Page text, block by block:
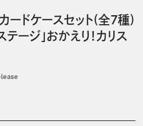
ードケースセット(全7種)
テージ」おかえり！カリス